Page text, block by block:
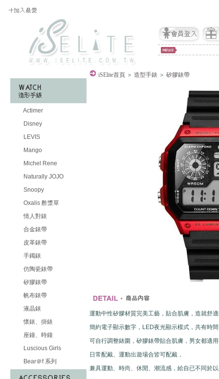
Actimer
Disney
LEVIS
Mango
Michel Rene
Naturally JOJO
Snoopy
Oxalis 酢漿草
情人對錶
合金錶帶
皮革錶帶
手鐲錶
仿陶瓷錶帶
矽膠錶帶
帆布錶帶
液晶錶
懷錶、掛錶
座鐘、時鐘
Luscious Girls
Bear＠f 系列
iSElite首頁 ＞ 造型手錶 ＞ 矽膠錶帶
運動中性矽膠材質完美工藝，貼合肌膚，造就舒
簡約電子顯示數字，LED夜光顯示模式，共有時
可自行調整錶圍，矽膠錶帶貼合肌膚，男女都適
日常配戴、運動出遊場合皆可配戴，
兼具運動、時尚、休閒、潮流感，給自已不同於